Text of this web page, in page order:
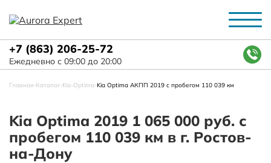
+7 (863) 206-25-72
Ежедневно с 09:00 до 20:00
Главная-Каталог-Kia-Optima-Kia Optima АКПП 2019 с пробегом 110 039 км
Kia Optima 2019 1 065 000 руб. с
пробегом 110 039 км в г. Ростов-
на-Дону